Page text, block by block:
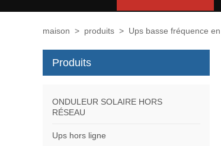
maison > produits > Ups basse fréquence
Produits
ONDULEUR SOLAIRE HORS
RÉSEAU
Ups hors ligne